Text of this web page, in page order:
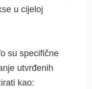
u cijeloj
su specifične
utvrđenih
kao: